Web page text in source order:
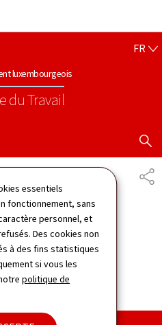
essentiels
fonctionnement, sans
personnel, et
Des cookies non
à des fins statistiques
si vous les
politique de
principal
luxembourgeois
du Travail
FR